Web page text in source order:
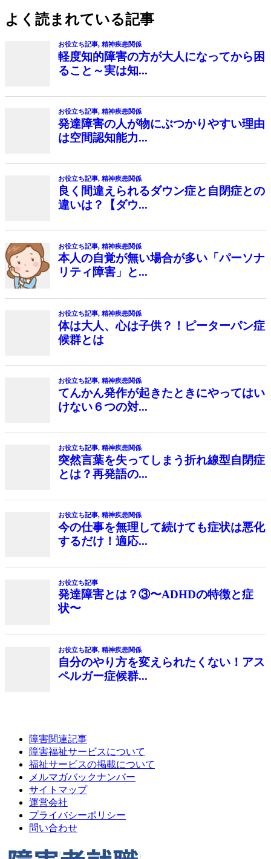
よく読まれている記事
障害関連記事
障害福祉サービスについて
福祉サービスの掲載について
メルマガバックナンバー
サイトマップ
運営会社
プライバシーポリシー
問い合わせ